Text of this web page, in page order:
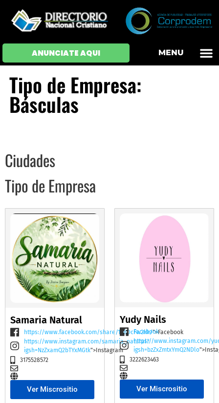
ANUNCIATE AQUI MENU
Tipo de Empresa:
Básculas
Ciudades
Tipo de Empresa
Samaria Natural
https://www.facebook.com/share/19BDcFw2kk/">Facebook
https://www.instagram.com/samaria_natural?
igsh=NzZxamQ2bTYxMGtk">Instagram
3175528572
Ver Miscrositio
Yudy Nails
Facebook
https://www.instagram.com/
igsh=bzZxZmtxYmQ2NDlo
3222623463
Ver Miscrositio